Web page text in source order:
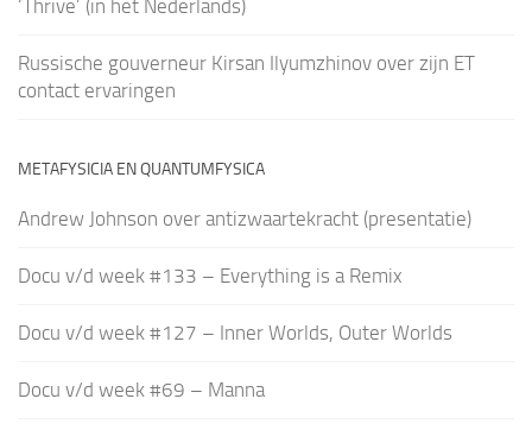
‘Thrive’ (in het Nederlands)
Russische gouverneur Kirsan Ilyumzhinov over zijn ET
contact ervaringen
METAFYSICIA EN QUANTUMFYSICA
Andrew Johnson over antizwaartekracht (presentatie)
Docu v/d week #133 – Everything is a Remix
Docu v/d week #127 – Inner Worlds, Outer Worlds
Docu v/d week #69 – Manna